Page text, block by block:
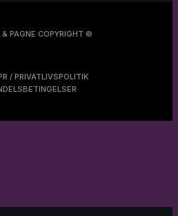
& PAGNE COPYRIGHT ©
/ PRIVATLIVSPOLITIK